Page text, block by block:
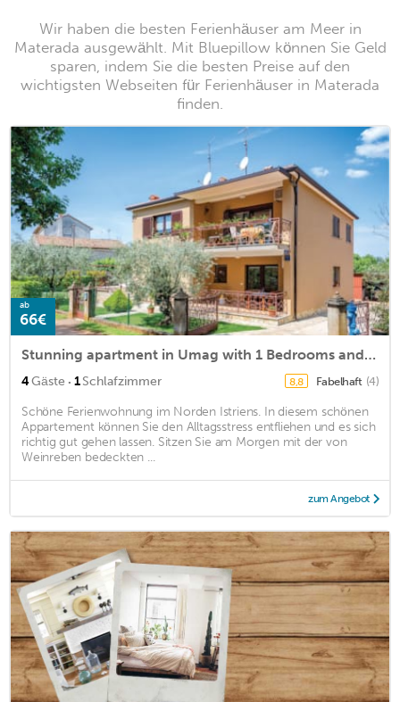
Wir haben die besten Ferienhäuser am Meer in
Materada ausgewählt. Mit Bluepillow können Sie Geld
sparen, indem Sie die besten Preise auf den
wichtigsten Webseiten für Ferienhäuser in Materada
finden.
ab
66€
Stunning apartment in Umag with 1 Bedrooms and WiFi
4Gäste · 1Schlafzimmer 8,8 Fabelhaft (4)
Schöne Ferienwohnung im Norden Istriens. In diesem schönen
Appartement können Sie den Alltagsstress entfliehen und es sich
richtig gut gehen lassen. Sitzen Sie am Morgen mit der von
Weinreben bedeckten ...
zum Angebot